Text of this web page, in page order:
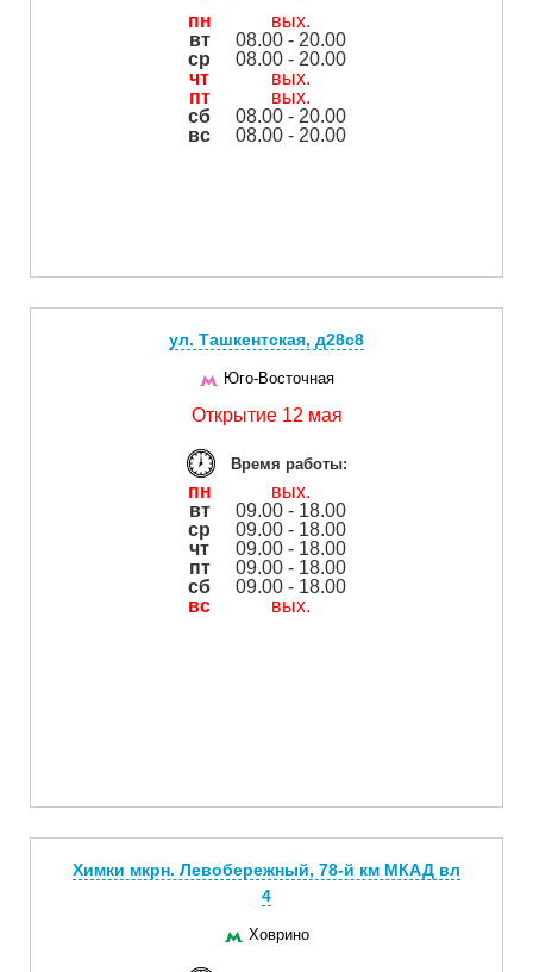
пн
вых.
вт
08.00 - 20.00
ср
08.00 - 20.00
чт
вых.
пт
вых.
сб
08.00 - 20.00
вс
08.00 - 20.00
ул. Ташкентская, д28с8
Юго-Восточная
Открытие 12 мая
Время работы:
пн
вых.
вт
09.00 - 18.00
ср
09.00 - 18.00
чт
09.00 - 18.00
пт
09.00 - 18.00
сб
09.00 - 18.00
вс
вых.
Химки мкрн. Левобережный, 78-й км МКАД вл
4
Ховрино